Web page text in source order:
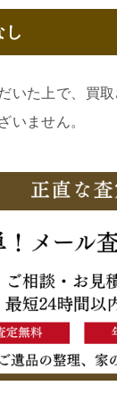
し
いた上で、買
いません。